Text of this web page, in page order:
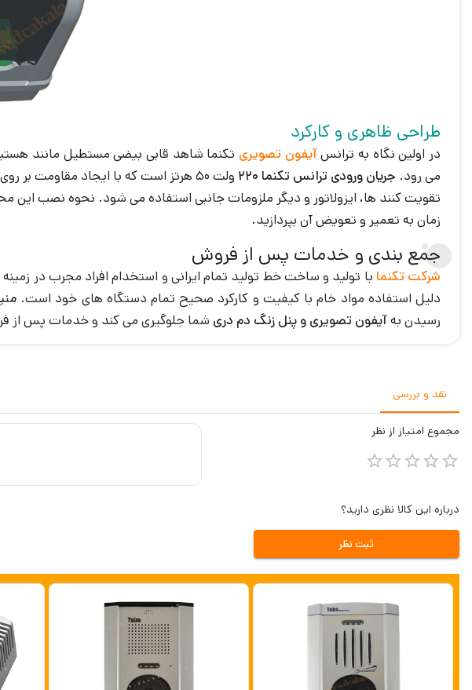
طراحی ظاهری و کارکرد
در اولین نگاه به ترانسآیفون تصویری تکنما شاهد قابی بیضی مستطیل مانند
می رود. جریان ورودی ترانس تکنما 220 ولت 50 هرتز است که با ایجاد مقاومت بر روی آن ها
تقویت کنند ها، ایزولاتور و دیگر ملزومات جانبی استفاده می شود. نحوه نصب
زمان به تعمیر و تعویض آن بپردازید.
جمع بندی و خدمات پس از فروش
شرکت تکنما
دلیل استفاده مواد خام با کیفیت و کارکرد صحیح تمام دستگاه های خود است.منبع
رسیدن بهآیفون تصویری و پنل زنگ دم دری شما جلوگیری می کند و خدمات پس از فروش 3 ساله برای اطمینان از خرید در اختیار شما
نقد و بررسی
مجموع امتیاز از نظر
درباره این کالا نظری دارید؟
ثبت نظر